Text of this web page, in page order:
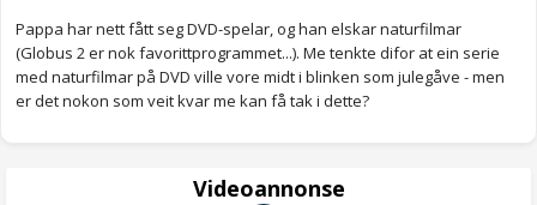
Pappa har nett fått seg DVD-spelar, og han elskar naturfilmar
(Globus 2 er nok favorittprogrammet...). Me tenkte difor at ein serie
med naturfilmar på DVD ville vore midt i blinken som julegåve - men
er det nokon som veit kvar me kan få tak i dette?
Videoannonse